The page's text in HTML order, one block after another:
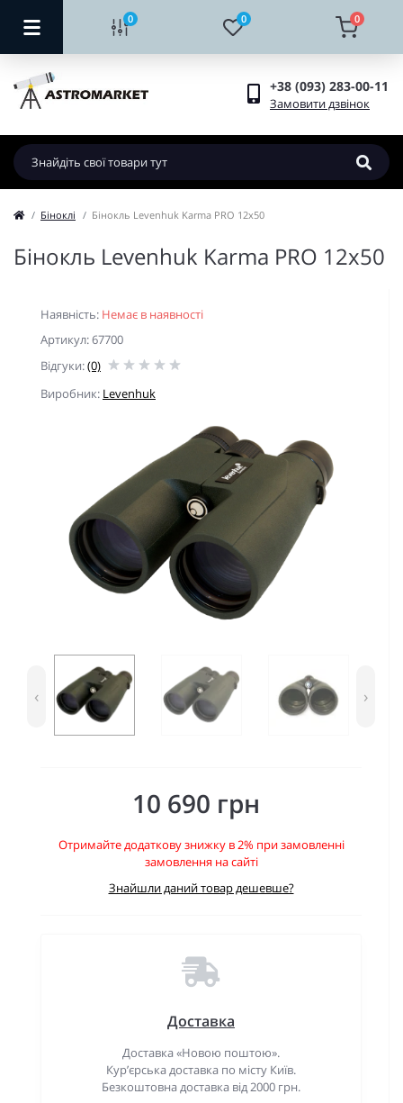
0 0 0
+38 (093) 283-00-11
Замовити дзвінок
Біноклі Бінокль Levenhuk Karma PRO 12x50
Бінокль Levenhuk Karma PRO 12x50
Наявність: Немає в наявності
Артикул: 67700
Відгуки:(0)
Виробник: Levenhuk
‹ ›
10 690 грн
Отримайте додаткову знижку в 2% при замовленні
замовлення на сайті
Знайшли даний товар дешевше?
Доставка
Доставка «Новою поштою».
Кур’єрська доставка по місту Київ.
Безкоштовна доставка від 2000 грн.